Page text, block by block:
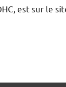
est sur le